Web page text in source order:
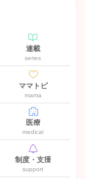
連載
series
ママトピ
mama
医療
medical
制度・支援
support